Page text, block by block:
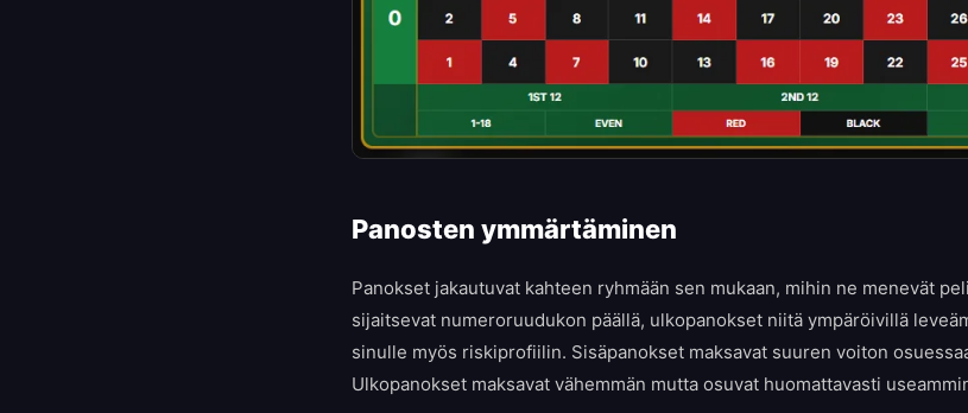
Panosten ymmärtäminen
Panokset jakautuvat kahteen ryhmään sen mukaan, mihin ne menevät
sijaitsevat numeroruudukon päällä, ulkopanokset niitä ympäröivillä
sinulle myös riskiprofiilin. Sisäpanokset maksavat suuren voiton
Ulkopanokset maksavat vähemmän mutta osuvat huomattavasti